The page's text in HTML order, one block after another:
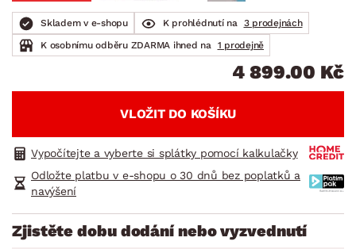
Skladem v e-shopu K prohlédnutí na
3 prodejnách
K osobnímu odběru ZDARMA ihned na
1 prodejně
4 899.00 Kč
VLOŽIT DO KOŠÍKU
Vypočítejte a vyberte si splátky pomocí kalkulačky
Odložte platbu v e-shopu o 30 dnů bez poplatků a
navýšení
Zjistěte dobu dodání nebo vyzvednutí